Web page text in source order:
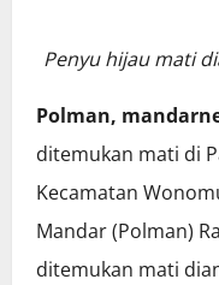
Penyu hijau mati
Polman,
ditemukan mati di
Kecamatan
Mandar (Polman)
ditemukan mati